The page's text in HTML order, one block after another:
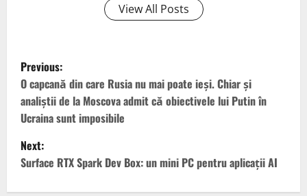
View All Posts
P
o
s
t
n
Previous:
O capcană din care Rusia nu mai poate ieși. Chiar și
analiștii de la Moscova admit că obiectivele lui Putin în
Ucraina sunt imposibile
Next:
Surface RTX Spark Dev Box: un mini PC pentru aplicații AI